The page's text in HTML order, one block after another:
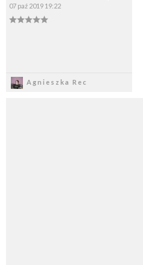
07 paź 2019 19:22
Agnieszka Rec